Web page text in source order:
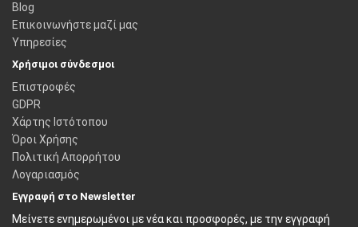
Blog
Επικοινωνήστε μαζί μας
Υπηρεσίες
Χρήσιμοι σύνδεσμοι
Επιστροφές
GDPR
Χάρτης Ιστότοπου
Όροι Χρήσης
Πολιτική Απορρήτου
Λογαριασμός
Εγγραφή στο Newsletter
Μείνετε ενημερωμένοι με νέα και προσφορές, με την εγγραφή